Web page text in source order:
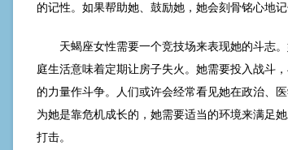
的记性。如果帮助她、鼓励她，她会刻骨铭心地
天蝎座女性需要一个竞技场来表现她的斗志
庭生活意味着定期让房子失火。她需要投入战斗
的力量作斗争。人们或许会经常看见她在政治、
为她是靠危机成长的，她需要适当的环境来满足
打击。